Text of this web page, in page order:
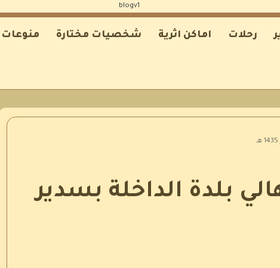
رحلات اماكن اثرية شخصيات مختارة منوعات
بلدة الداخلة بسدير